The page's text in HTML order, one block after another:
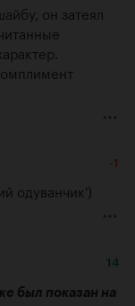
он затеял
-1
одуванчик')
14
был показан на